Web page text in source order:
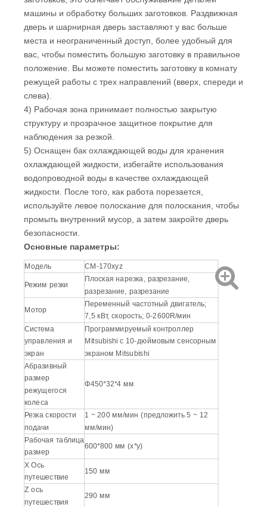
машины и обработку больших заготовков. Раздвижная
дверь и шарнирная дверь заставляют у вас больше
места и неограниченный доступ, более удобный для
вас, чтобы поместить большую заготовку в правильное
положение. Вы можете поместить заготовку в комнату
режущей работы с трех направлений (вверх, спереди и
слева).
4) Рабочая зона принимает полностью закрытую
структуру и прозрачное защитное покрытие для
наблюдения за резкой.
5) Оснащен бак охлаждающей воды для хранения
охлаждающей жидкости, избегайте использования
водопроводной воды в качестве охлаждающей
жидкости. После того, как работа порезается,
используйте левое полоскание для полоскания, чтобы
промыть внутренний мусор, а затем закройте дверь
безопасности.
Основные параметры:
Модель CM-170xyz
Режим резки
Плоская нарезка, разрезание,
разрезание, разрезание
Мотор
Переменный частотный двигатель;
7,5 кВт, скорость; 0-2600R/мин
Система
управления и
экран
Программируемый контроллер
Mitsubishi с 10-дюймовым сенсорным
экраном Mitsubishi
Абразивный
размер
режущегося
колеса
Φ450*32*4 мм
Резка скорости
подачи
1 ~ 200 мм/мин (предложить 5 ~ 12
мм/мин)
Рабочая таблица
размер
600*800 мм (x*y)
X Ось
путешествие
150 мм
Z ось
путешествия
290 мм